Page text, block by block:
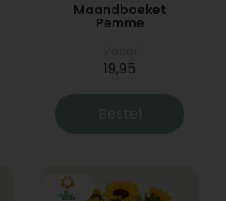
Maandboeket
Pemme
19,95
Bestel